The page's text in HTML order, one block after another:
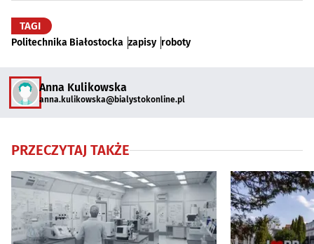
TAGI
Politechnika Białostocka zapisy roboty
Anna Kulikowska
anna.kulikowska@bialystokonline.pl
PRZECZYTAJ TAKŻE